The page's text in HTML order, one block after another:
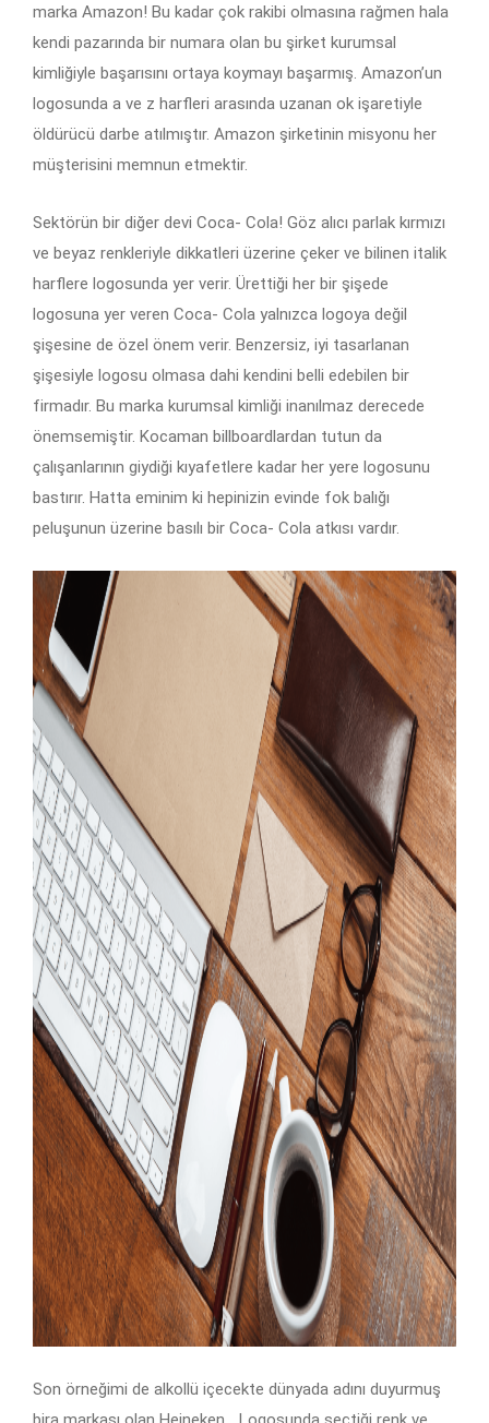
marka Amazon! Bu kadar çok rakibi olmasına rağmen hala
kendi pazarında bir numara olan bu şirket kurumsal
kimliğiyle başarısını ortaya koymayı başarmış. Amazon’un
logosunda a ve z harfleri arasında uzanan ok işaretiyle
öldürücü darbe atılmıştır. Amazon şirketinin misyonu her
müşterisini memnun etmektir.
Sektörün bir diğer devi Coca- Cola! Göz alıcı parlak kırmızı
ve beyaz renkleriyle dikkatleri üzerine çeker ve bilinen italik
harflere logosunda yer verir. Ürettiği her bir şişede
logosuna yer veren Coca- Cola yalnızca logoya değil
şişesine de özel önem verir. Benzersiz, iyi tasarlanan
şişesiyle logosu olmasa dahi kendini belli edebilen bir
firmadır. Bu marka kurumsal kimliği inanılmaz derecede
önemsemiştir. Kocaman billboardlardan tutun da
çalışanlarının giydiği kıyafetlere kadar her yere logosunu
bastırır. Hatta eminim ki hepinizin evinde fok balığı
peluşunun üzerine basılı bir Coca- Cola atkısı vardır.
Son örneğimi de alkollü içecekte dünyada adını duyurmuş